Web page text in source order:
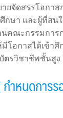
ยจัดสรรโอกา
ศึกษา และผู้ที่ส
คณะกรรมการ
โอกาสได้เข้า
รวิชาชีพชั้นสูง
ำหนดการ